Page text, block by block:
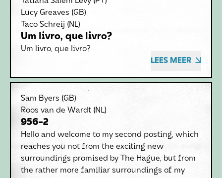
Lucy Greaves (GB)
Taco Schreij (NL)
Um livro, que livro?
Um livro, que livro?
LEES MEER
Sam Byers (GB)
Roos van de Wardt (NL)
956-2
Hello and welcome to my second posting, which
reaches you not from the exciting new
surroundings promised by The Hague, but from
the rather more familiar surroundings of my